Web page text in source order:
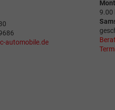
automobile.de
9.00